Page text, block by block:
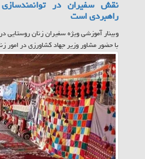
نقش سفیران در
راهبردی است
وبینار آموزشی ویژه سفیران زنان روستایی
با حضور مشاور وزیر جهاد کشاورزی در امور